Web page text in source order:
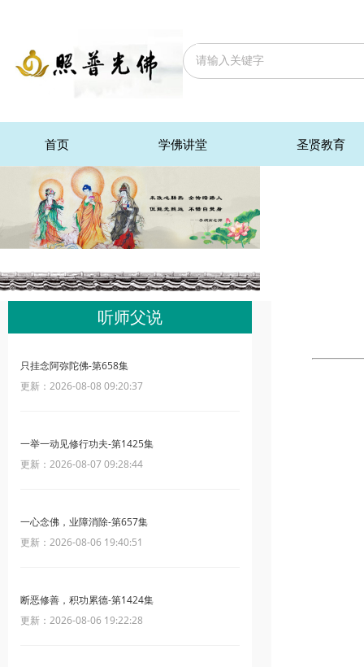
首页 学佛讲堂 圣贤教育
听师父说
只挂念阿弥陀佛-第658集
更新：2026-08-08 09:20:37
一举一动见修行功夫-第1425集
更新：2026-08-07 09:28:44
一心念佛，业障消除-第657集
更新：2026-08-06 19:40:51
断恶修善，积功累德-第1424集
更新：2026-08-06 19:22:28